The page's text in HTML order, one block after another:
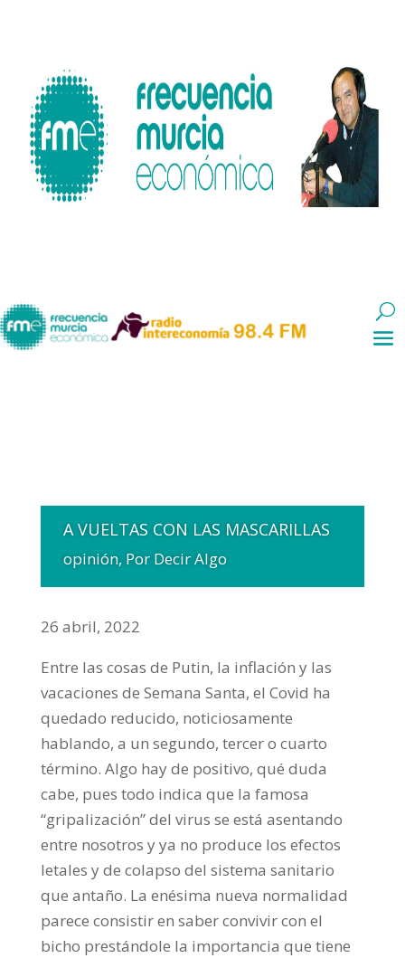
A VUELTAS CON LAS MASCARILLAS
opinión, Por Decir Algo
26 abril, 2022
Entre las cosas de Putin, la inflación y las
vacaciones de Semana Santa, el Covid ha
quedado reducido, noticiosamente
hablando, a un segundo, tercer o cuarto
término. Algo hay de positivo, qué duda
cabe, pues todo indica que la famosa
“gripalización” del virus se está asentando
entre nosotros y ya no produce los efectos
letales y de colapso del sistema sanitario
que antaño. La enésima nueva normalidad
parece consistir en saber convivir con el
bicho prestándole la importancia que tiene